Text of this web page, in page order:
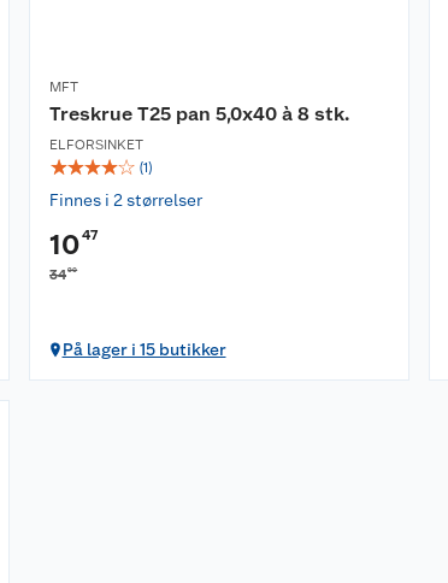
MFT
Treskrue T25 pan 5,0x40 à 8 stk.
ELFORSINKET
☆☆☆☆☆ (1)
Finnes i 2 størrelser
1047
3490
På lager i 15 butikker